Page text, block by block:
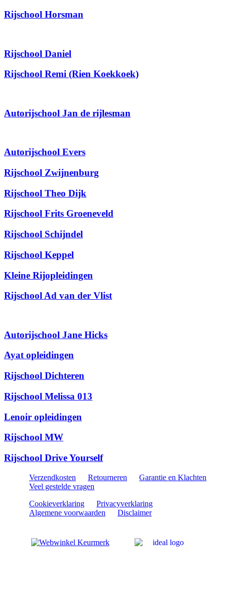
Rijschool Horsman
Rijschool Daniel
Rijschool Remi (Rien Koekkoek)
Autorijschool Jan de rijlesman
Autorijschool Evers
Rijschool Zwijnenburg
Rijschool Theo Dijk
Rijschool Frits Groeneveld
Rijschool Schijndel
Rijschool Keppel
Kleine Rijopleidingen
Rijschool Ad van der Vlist
Autorijschool Jane Hicks
Ayat opleidingen
Rijschool Dichteren
Rijschool Melissa 013
Lenoir opleidingen
Rijschool MW
Rijschool Drive Yourself
Verzendkosten Retourneren
Garantie en Klachten
Veel gestelde vragen
Cookieverklaring
Privacyverklaring
Algemene voorwaarden
Disclaimer